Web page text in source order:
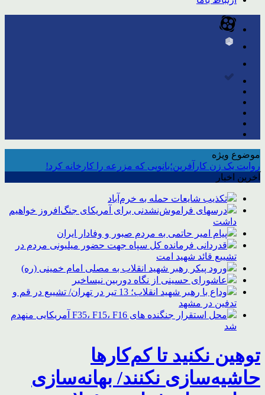
موضوع ویژه
روایت یک زن کارآفرین؛بانویی که مزرعه را کارخانه کرد!
آخرین اخبار
تکذیب شایعات حمله به خرم‌آباد
درسهای فراموش‌نشدنی برای آمریکای جنگ‌افروز خواهیم
داشت
پیام امیر حاتمی به مردم صبور و وفادار ایران
قدردانی فرمانده کل سپاه جهت حضور میلیونی مردم در
تشییع قائد شهید امت
ورود پیکر رهبر شهید انقلاب به مصلی امام خمینی (ره)
عاشورای حسینی از نگاه دوربین نیساخبر
وداع با رهبر شهید انقلاب؛ 13 تیر در تهران/ تشییع در قم و
تدفین در مشهد
محل استقرار جنگنده های F35، F15، F16 آمریکایی منهدم
شد
توهین نکنید تا کم‌کارها
حاشیه‌سازی نکنند/ بهانه‌سازی